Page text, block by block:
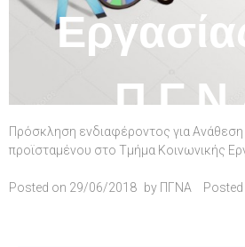
Πρόσκληση ενδιαφέροντος για
προϊσταμένου στο Τμήμα Κοινωνικής
Posted on 29/06/2018 by ΠΓΝΑ Posted